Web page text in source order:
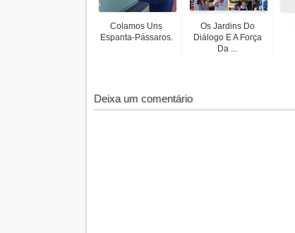
Colamos Uns
Espanta-Pássaros.
Os Jardins Do
Diálogo E A Força
Da ...
Deixa um comentário